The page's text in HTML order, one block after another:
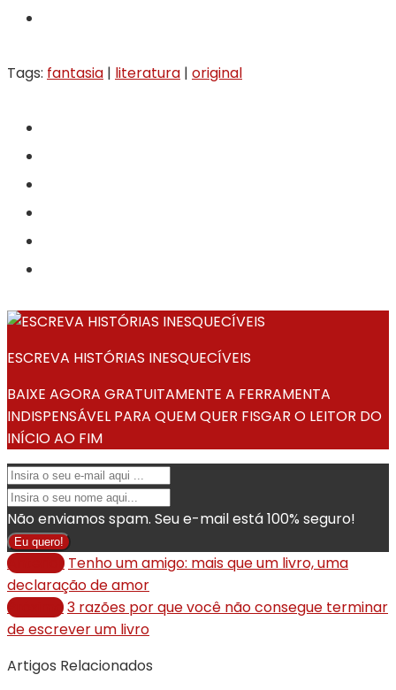
Tags: fantasia | literatura | original
ESCREVA HISTÓRIAS INESQUECÍVEIS
BAIXE AGORA GRATUITAMENTE A FERRAMENTA
INDISPENSÁVEL PARA QUEM QUER FISGAR O LEITOR DO
INÍCIO AO FIM
Não enviamos spam. Seu e-mail está 100% seguro!
Eu quero!
Anterior Tenho um amigo: mais que um livro, uma
declaração de amor
Próximo3 razões por que você não consegue terminar
de escrever um livro
Artigos Relacionados